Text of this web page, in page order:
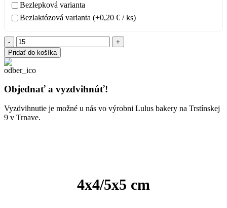
Bezlepková varianta
Bezlaktózová varianta (+0,20 € / ks)
množstvo
Brownie
kocka
Pridať do košíka
Objednať a vyzdvihnúť!
Vyzdvihnutie je možné u nás vo výrobni Lulus bakery na Trstínskej
9 v Trnave.
4x4/5x5 cm